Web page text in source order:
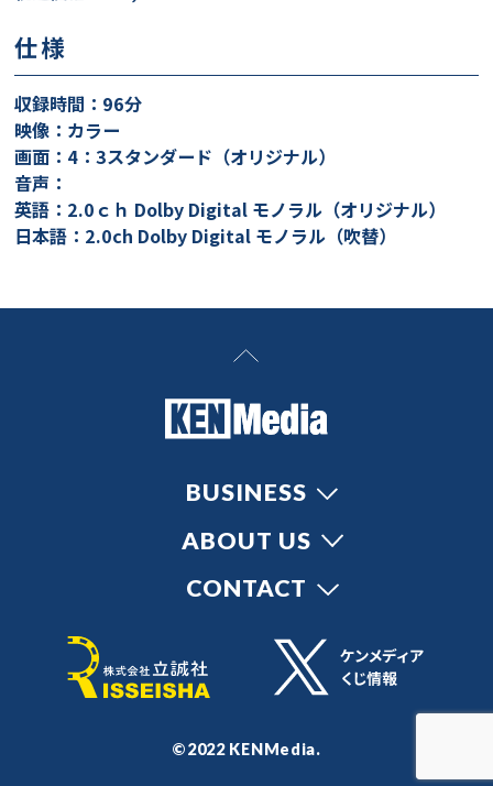
仕様
収録時間：96分
映像：カラー
画面：4：3スタンダード（オリジナル）
音声：
英語：2.0ｃｈ Dolby Digital モノラル（オリジナル）
日本語：2.0ch Dolby Digital モノラル（吹替）
BUSINESS
ABOUT US
CONTACT
©2022 KENMedia.